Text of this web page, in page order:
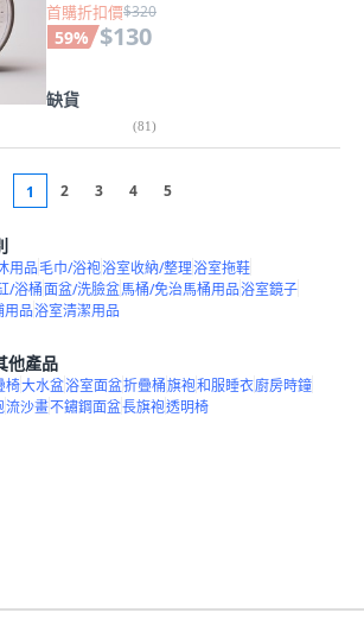
首購折扣價$320
59% $130
缺貨
(81)
1 2 3 4 5
用品毛巾/浴袍浴室收納/整理浴室拖鞋
/浴桶面盆/洗臉盆馬桶/免治馬桶用品浴室鏡子
用品浴室清潔用品
他產品
椅大水盆浴室面盆折疊桶旗袍和服睡衣廚房時鐘
流沙畫不鏽鋼面盆長旗袍透明椅